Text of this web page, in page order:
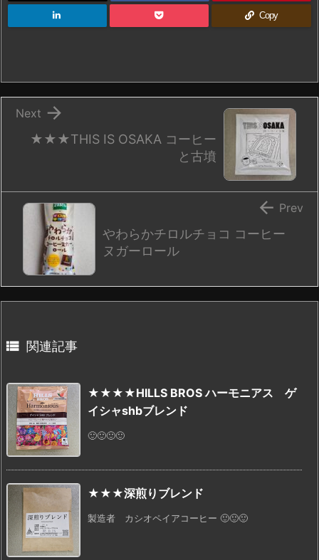
Copy
★★★THIS IS OSAKA コーヒー
と古墳

Next
やわらかチロルチョコ コーヒー
ヌガーロール
 Prev
 関連記事
★★★★HILLS BROS ハーモニアス ゲ
イシャshbブレンド
🙂🙂🙂🙂
★★★深煎りブレンド
製造者 カシオペイアコーヒー 🙂🙂🙂